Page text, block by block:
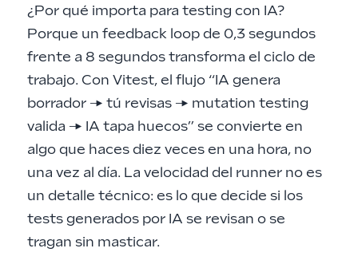
¿Por qué importa para testing con IA?
Porque un feedback loop de 0,3 segundos
frente a 8 segundos transforma el ciclo de
trabajo. Con Vitest, el flujo “IA genera
borrador → tú revisas → mutation testing
valida → IA tapa huecos” se convierte en
algo que haces diez veces en una hora, no
una vez al día. La velocidad del runner no es
un detalle técnico: es lo que decide si los
tests generados por IA se revisan o se
tragan sin masticar.